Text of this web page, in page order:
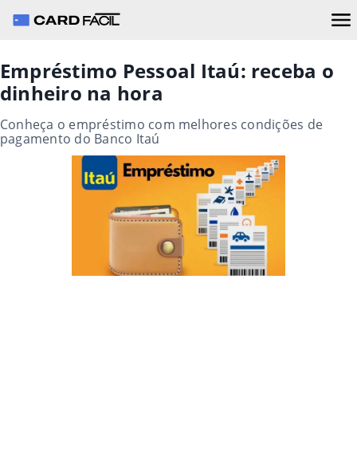
Empréstimo Pessoal Itaú: receba o
dinheiro na hora
Conheça o empréstimo com melhores condições de
pagamento do Banco Itaú